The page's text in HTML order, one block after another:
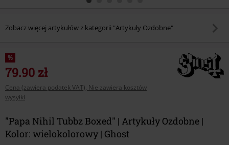
Zobacz więcej artykułów z kategorii "Artykuły Ozdobne"
%
79.90 zł
Cena (zawiera podatek VAT), Nie zawiera kosztów
wysyłki
"Papa Nihil Tubbz Boxed" | Artykuły Ozdobne |
Kolor: wielokolorowy | Ghost